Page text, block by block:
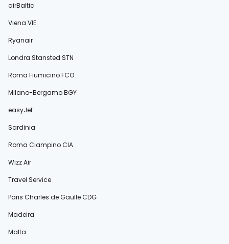
airBaltic
Viena VIE
Ryanair
Londra Stansted STN
Roma Fiumicino FCO
Milano-Bergamo BGY
easyJet
Sardinia
Roma Ciampino CIA
Wizz Air
Travel Service
Paris Charles de Gaulle CDG
Madeira
Malta